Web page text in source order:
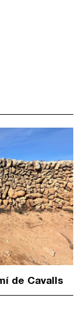
de Cavalls